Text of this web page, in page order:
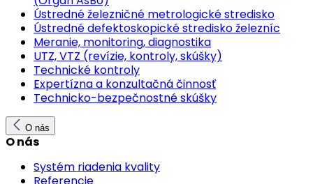
Ústredné železničné metrologické stredisko
Ústredné defektoskopické stredisko železníc
Meranie, monitoring, diagnostika
UTZ, VTZ (revízie, kontroly, skúšky)
Technické kontroly
Expertízna a konzultačná činnosť
Technicko-bezpečnostné skúšky
O nás
O nás
Systém riadenia kvality